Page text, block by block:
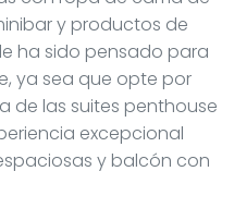
y productos de
ha sido pensado para
ya sea que opte por
de las suites penthouse
excepcional
y balcón con